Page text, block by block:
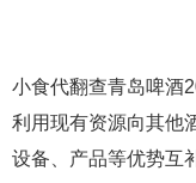
小食代翻查青岛啤酒
利用现有资源向其他
设备、产品等优势互